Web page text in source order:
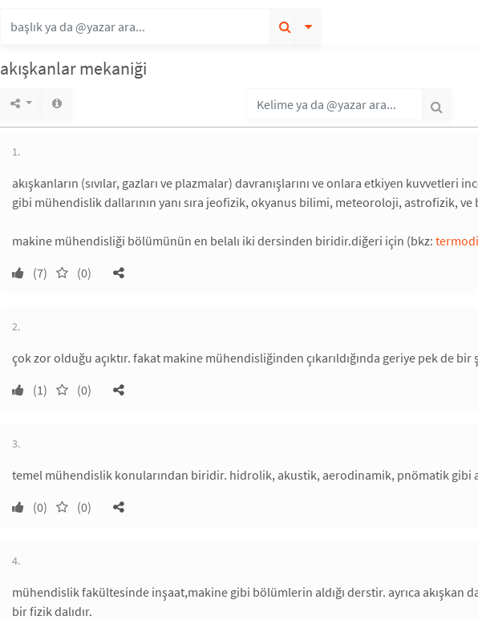
akışkanlar mekaniği
1.
akışkanların (sıvılar, gazları ve plazmalar) davranışlarını ve onlara etkiyen kuvvetleri
gibi mühendislik dallarının yanı sıra jeofizik, okyanus bilimi, meteoroloji, astrofizik,
makine mühendisliği bölümünün en belalı iki dersinden biridir.diğeri için (bkz:
(7)
(0)
2.
çok zor olduğu açıktır. fakat makine mühendisliğinden çıkarıldığında geriye pek de bir
(1)
(0)
3.
temel mühendislik konularından biridir. hidrolik, akustik, aerodinamik, pnömatik gibi
(0)
(0)
4.
mühendislik fakültesinde inşaat,makine gibi bölümlerin aldığı derstir. ayrıca akışkan
bir fizik dalıdır.